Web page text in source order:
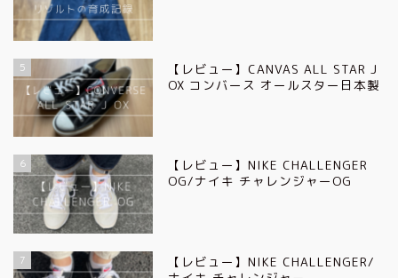
5
【レビュー】CANVAS ALL STAR J
OX コンバース オールスター日本製
6
【レビュー】NIKE CHALLENGER
OG/ナイキ チャレンジャーOG
7
【レビュー】NIKE CHALLENGER/